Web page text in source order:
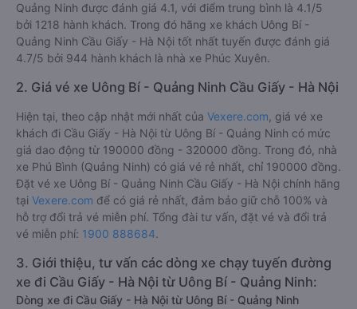
Quảng Ninh được đánh giá 4.1, với điểm trung bình là 4.1/5
bởi 1218 hành khách. Trong đó hãng xe khách Uông Bí -
Quảng Ninh Cầu Giấy - Hà Nội tốt nhất tuyến được đánh giá
4.7/5 bởi 944 hành khách là nhà xe Phúc Xuyên.
2. Giá vé xe Uông Bí - Quảng Ninh Cầu Giấy - Hà Nội
Hiện tại, theo cập nhật mới nhất của Vexere.com , giá vé xe
khách đi Cầu Giấy - Hà Nội từ Uông Bí - Quảng Ninh có mức
giá dao động từ 190000 đồng - 320000 đồng. Trong đó, nhà
xe Phú Bình (Quảng Ninh) có giá vé rẻ nhất, chỉ 190000 đồng.
Đặt vé xe Uông Bí - Quảng Ninh Cầu Giấy - Hà Nội chính hãng
tại Vexere.com để có giá rẻ nhất, đảm bảo giữ chỗ 100% và
hỗ trợ đổi trả vé miễn phí. Tổng đài tư vấn, đặt vé và đổi trả
vé miễn phí: 1900 888684.
3. Giới thiệu, tư vấn các dòng xe chạy tuyến đường
xe đi Cầu Giấy - Hà Nội từ Uông Bí - Quảng Ninh:
Dòng xe đi Cầu Giấy - Hà Nội từ Uông Bí - Quảng Ninh